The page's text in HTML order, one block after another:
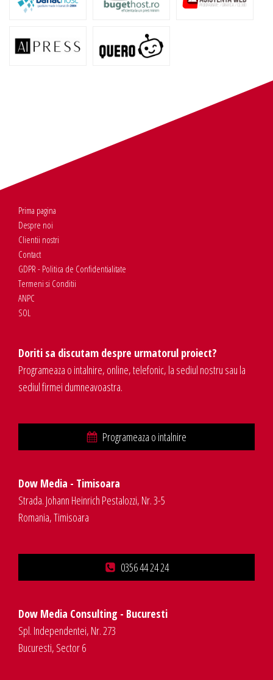
Prima pagina
Despre noi
Clientii nostri
Contact
GDPR - Politica de Confidentialitate
Termeni si Conditii
ANPC
SOL
Doriti sa discutam despre urmatorul proiect?
Programeaza o intalnire, online, telefonic, la sediul nostru sau la
sediul firmei dumneavoastra.
Programeaza o intalnire
Dow Media - Timisoara
Strada. Johann Heinrich Pestalozzi, Nr. 3-5
Romania, Timisoara
0356 44 24 24
Dow Media Consulting - Bucuresti
Spl. Independentei, Nr. 273
Bucuresti, Sector 6